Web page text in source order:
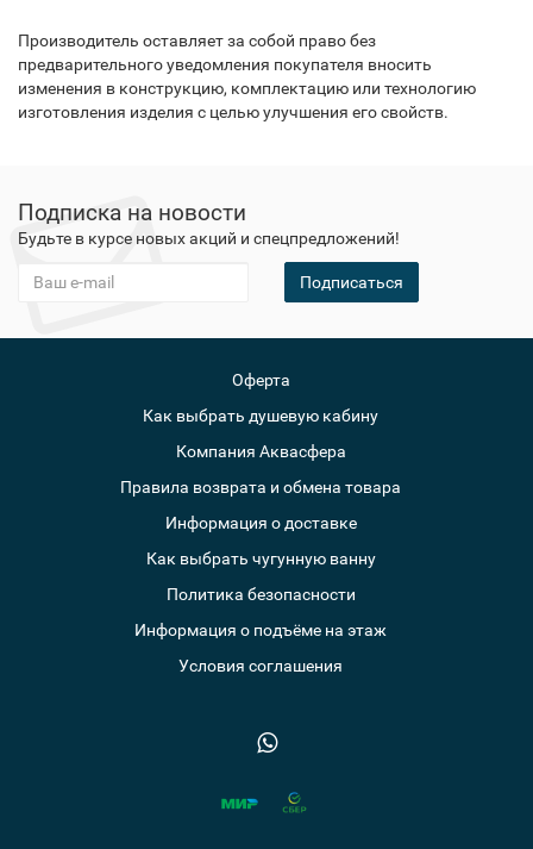
Производитель оставляет за собой право без
предварительного уведомления покупателя вносить
изменения в конструкцию, комплектацию или технологию
изготовления изделия с целью улучшения его свойств.
Подписка на новости
Будьте в курсе новых акций и спецпредложений!
Подписаться
Оферта
Как выбрать душевую кабину
Компания Аквасфера
Правила возврата и обмена товара
Информация о доставке
Как выбрать чугунную ванну
Политика безопасности
Информация о подъёме на этаж
Условия соглашения